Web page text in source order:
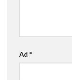
Ad *